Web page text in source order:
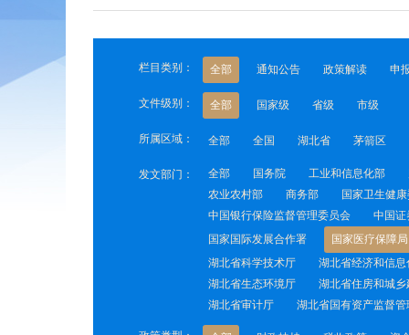
栏目类别： 全部 通知公告 政策解读 申
文件级别： 全部 国家级 省级 市级
所属区域： 全部 全国 湖北省 茅箭区
发文部门： 全部 国务院 工业和信息化部
农业农村部
商务部 国家卫生健
中国银行保险监督管理委员会
中国证
国家国际发展合作署
国家医疗保障局
湖北省科学技术厅
湖北省经济和信息
湖北省生态环境厅
湖北省住房和城乡
湖北省审计厅
湖北省国有资产监督管